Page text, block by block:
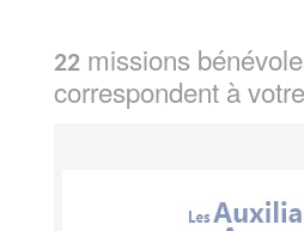
22 missions
correspondent à